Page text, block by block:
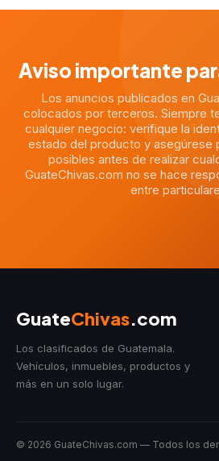
Aviso importante
Los anuncios publicados en
colocados por terceros. Siempre
cualquier negocio: verifique la
estado del producto y asegúrese
posibles antes de realizar
GuateChivas.com no se hace
entre
GuateChivas.com
Los clasificados de Guatemala.
Vehículos, inmuebles, productos y
más en un solo lugar.
© 2026 GuateChivas.com — Todos los